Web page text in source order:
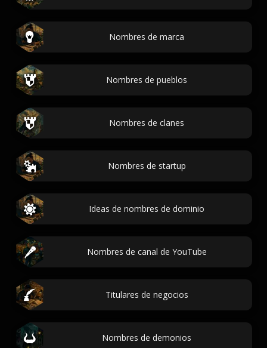
Nombres de marca
Nombres de pueblos
Nombres de clanes
Nombres de startup
Ideas de nombres de dominio
Nombres de canal de YouTube
Titulares de negocios
Nombres de demonios